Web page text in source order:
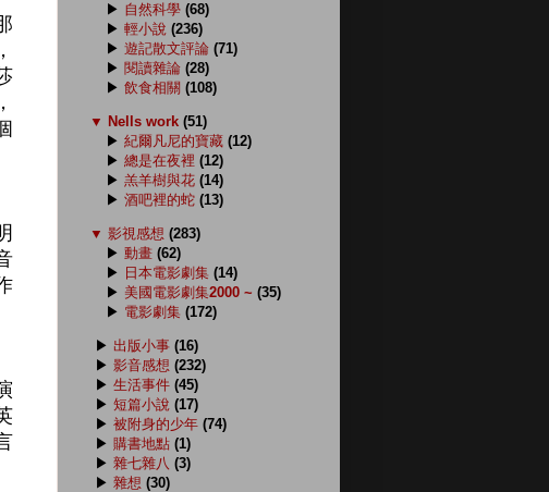
▶ 自然科學 (68)
▶ 輕小說 (236)
▶ 遊記散文評論 (71)
▶ 閱讀雜論 (28)
▶ 飲食相關 (108)
▼ Nells work (51)
▶ 紀爾凡尼的寶藏 (12)
▶ 總是在夜裡 (12)
▶ 羔羊樹與花 (14)
▶ 酒吧裡的蛇 (13)
▼ 影視感想 (283)
▶ 動畫 (62)
▶ 日本電影劇集 (14)
▶ 美國電影劇集2000 ~ (35)
▶ 電影劇集 (172)
▶ 出版小事 (16)
▶ 影音感想 (232)
▶ 生活事件 (45)
▶ 短篇小說 (17)
▶ 被附身的少年 (74)
▶ 購書地點 (1)
▶ 雜七雜八 (3)
▶ 雜想 (30)